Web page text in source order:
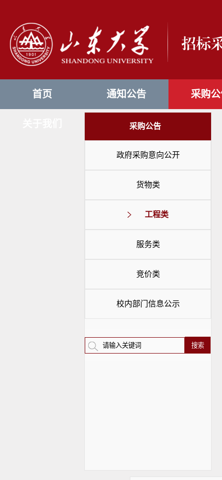
首页 通知公告 采购
采购公告
政府采购意向公开
货物类
工程类
服务类
竞价类
校内部门信息公示